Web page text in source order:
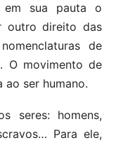
em sua pauta o
outro direito das
de
O movimento de
ao ser humano.
seres: homens,
Para ele,